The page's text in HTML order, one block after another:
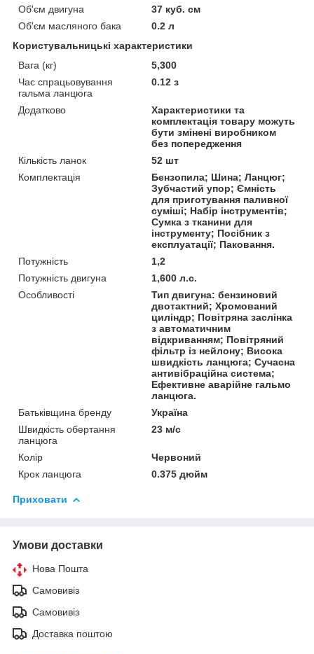
Об'єм двигуна
37 куб. см
Об'єм масляного бака
0.2 л
Користувальницькі характеристики
Вага (кг)
5,300
Час спрацьовування
гальма ланцюга
0.12 з
Додатково
Характеристики та
комплектація товару можуть
бути змінені виробником
без попередження
Кількість ланок
52 шт
Комплектація
Бензопила; Шина; Ланцюг;
Зубчастий упор; Ємність
для приготування паливної
суміші; Набір інструментів;
Сумка з тканини для
інструменту; Посібник з
експлуатації; Паковання.
Потужність
1,2
Потужність двигуна
1,600 л.с.
Особливості
Тип двигуна: бензиновий
двотактний; Хромований
циліндр; Повітряна заслінка
з автоматичним
відкриванням; Повітряний
фільтр із нейлону; Висока
швидкість ланцюга; Сучасна
антивібраційна система;
Ефективне аварійне гальмо
ланцюга.
Батьківщина бренду
Україна
Швидкість обертання
ланцюга
23 м/с
Колір
Червоний
Крок ланцюга
0.375 дюйм
Приховати
Умови доставки
Нова Пошта
Самовивіз
Самовивіз
Доставка поштою